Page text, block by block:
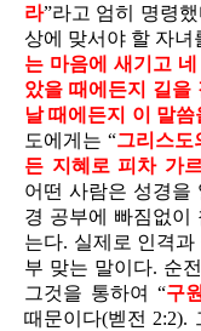
라”라고 엄히 명령
상에 맞서야 할 자녀
는 마음에 새기고
았을 때에든지 길을
날 때에든지 이 말씀
도에게는 “그리스도
든 지혜로 피차 가
어떤 사람은 성경을
경 공부에 빠짐없이
는다. 실제로 인격
부 맞는 말이다. 순
그것을 통하여 “구
때문이다(벧전 2:2).